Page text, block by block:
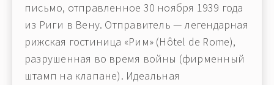
письмо, отправленное 30 ноября 1939 года
из Риги в Вену. Отправитель — легендарная
рижская гостиница «Рим» (Hôtel de Rome),
разрушенная во время войны (фирменный
штамп на клапане). Идеальная